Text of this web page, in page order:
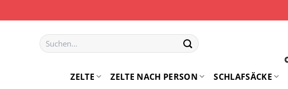
Inhalt
Suchen
nach:
ZELTE ZELTE NACH PERSON SCHLAFSÄCKE